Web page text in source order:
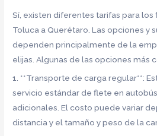
Sí, existen diferentes tarifas para
Toluca a Querétaro. Las opciones y
dependen principalmente de la
elijas. Algunas de las opciones más
1. **Transporte de carga regular**:
servicio estándar de flete en
adicionales. El costo puede variar
distancia y el tamaño y peso de la